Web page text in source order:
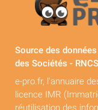
Source des
des Sociétés -
e-pro.fr, l'annuaire
licence IMR
réutilisation des